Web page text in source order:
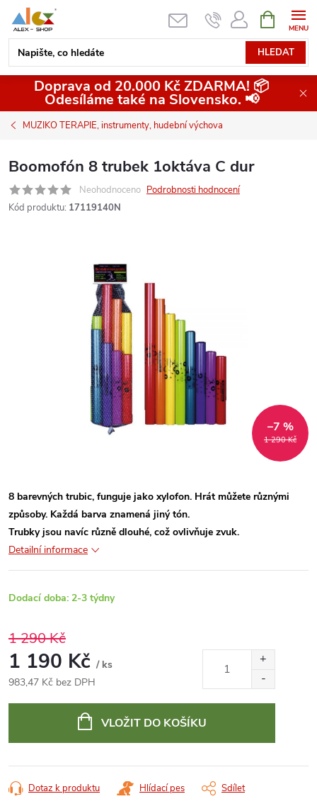
obsah
HLEDAT
NÁKUPNÍ
KOŠÍK
Doprava od 20.000 Kč ZDARMA! 📦
Odesíláme také na Slovensko. 📢
MUZIKO TERAPIE, instrumenty, hudební výchova
Boomofón 8 trubek 1oktáva C dur
Neohodnoceno Podrobnosti hodnocení
Kód produktu: 17119140N
1 290 Kč
–7 %
8 barevných trubic, funguje jako xylofon. Hrát můžete různými
způsoby. Každá barva znamená jiný tón.
Trubky jsou navíc různě dlouhé, což ovlivňuje zvuk.
Detailní informace
Dodací doba: 2-3 týdny
1 290 Kč
1 190 Kč / ks
983,47 Kč bez DPH
VLOŽIT DO KOŠÍKU
Dotaz k produktu Hlídací pes Sdílet